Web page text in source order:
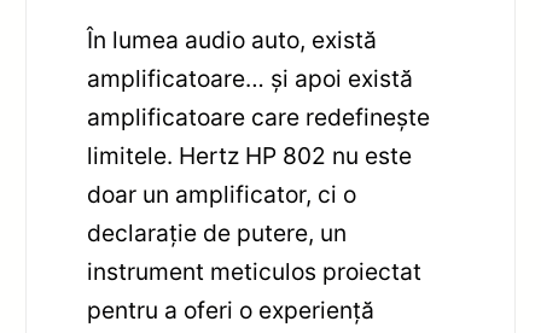
În lumea audio auto, există
amplificatoare… și apoi există
amplificatoare care redefinește
limitele. Hertz HP 802 nu este
doar un amplificator, ci o
declarație de putere, un
instrument meticulos proiectat
pentru a oferi o experiență